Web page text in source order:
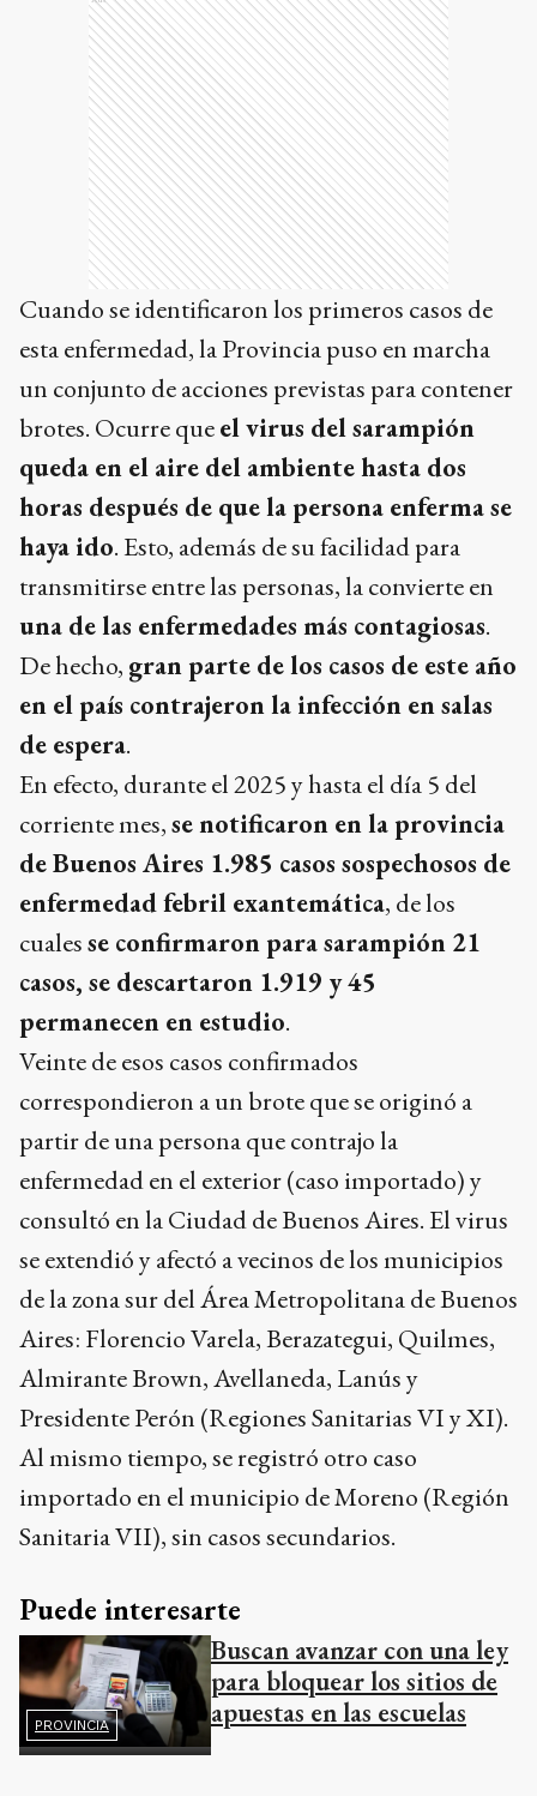
Cuando se identificaron los primeros casos de
esta enfermedad, la Provincia puso en marcha
un conjunto de acciones previstas para contener
brotes. Ocurre queel virus del sarampión
queda en el aire del ambiente hasta dos
horas después de que la persona enferma se
haya ido. Esto, además de su facilidad para
transmitirse entre las personas, la convierte en
una de las enfermedades más contagiosas.
De hecho, gran parte de los casos de este año
en el país contrajeron la infección en salas
de espera.
En efecto, durante el 2025 y hasta el día 5 del
corriente mes,se notificaron en la provincia
de Buenos Aires 1.985 casos sospechosos de
enfermedad febril exantemática, de los
cualesse confirmaron para sarampión 21
casos, se descartaron 1.919 y 45
permanecen en estudio.
Veinte de esos casos confirmados
correspondieron a un brote que se originó a
partir de una persona que contrajo la
enfermedad en el exterior (caso importado) y
consultó en la Ciudad de Buenos Aires. El virus
se extendió y afectó a vecinos de los municipios
de la zona sur del Área Metropolitana de Buenos
Aires: Florencio Varela, Berazategui, Quilmes,
Almirante Brown, Avellaneda, Lanús y
Presidente Perón (Regiones Sanitarias VI y XI).
Al mismo tiempo, se registró otro caso
importado en el municipio de Moreno (Región
Sanitaria VII), sin casos secundarios.
Puede interesarte
PROVINCIA
Buscan avanzar con una ley
para bloquear los sitios de
apuestas en las escuelas